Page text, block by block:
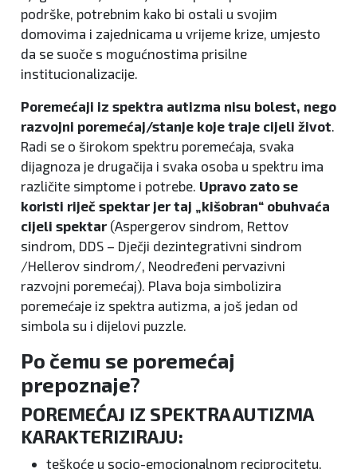
podrške, potrebnim kako bi ostali u svojim
domovima i zajednicama u vrijeme krize, umjesto
da se suoče s mogućnostima prisilne
institucionalizacije.
Poremećaji iz spektra autizma nisu bolest, nego
razvojni poremećaj/stanje koje traje cijeli život
Radi se o širokom spektru poremećaja, svaka
dijagnoza je drugačija i svaka osoba u spektru ima
različite simptome i potrebe. Upravo zato se
koristi riječ spektar jer taj „kišobran“ obuhvaća
cijeli spektar(Aspergerov sindrom, Rettov
sindrom, DDS – Dječji dezintegrativni sindrom
/Hellerov sindrom/, Neodređeni pervazivni
razvojni poremećaj). Plava boja simbolizira
poremećaje iz spektra autizma, a još jedan od
simbola su i dijelovi puzzle.
Po čemu se poremećaj
prepoznaje?
POREMEĆAJ IZ SPEKTRA AUTIZMA
KARAKTERIZIRAJU:
teškoće u socio-emocionalnom reciprocitetu,